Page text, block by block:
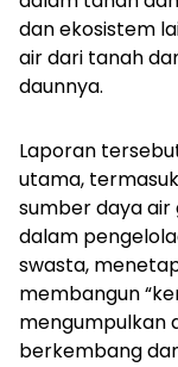
dan ekosistem
air dari tanah
daunnya.
Laporan
utama,
sumber daya
dalam
swasta,
membangun
mengumpulkan
berkembang